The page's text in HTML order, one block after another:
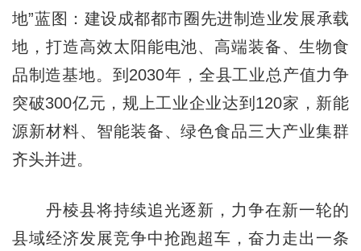
地”蓝图：建设成都都市圈先进制造业发展承载
地，打造高效太阳能电池、高端装备、生物食
品制造基地。到2030年，全县工业总产值力争
突破300亿元，规上工业企业达到120家，新能
源新材料、智能装备、绿色食品三大产业集群
齐头并进。
丹棱县将持续追光逐新，力争在新一轮的
县域经济发展竞争中抢跑超车，奋力走出一条